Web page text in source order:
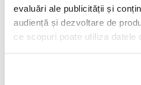
evaluări ale publicității și
audiență și dezvoltare de
ce scopuri poate utiliza datele
Să colectăm informațiile
Adauga Comentariu